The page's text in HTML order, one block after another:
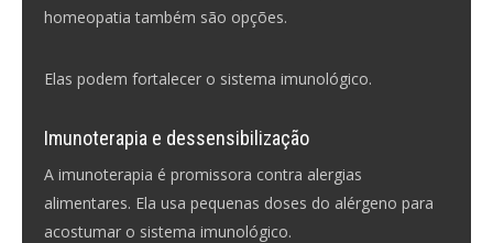
homeopatia também são opções.
Elas podem fortalecer o sistema imunológico.
Imunoterapia e dessensibilização
A imunoterapia é promissora contra alergias
alimentares. Ela usa pequenas doses do alérgeno para
acostumar o sistema imunológico.